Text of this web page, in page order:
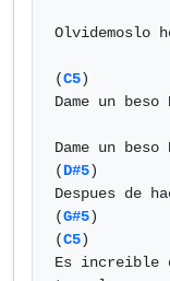
Olvidemoslo
(C5)
Dame un beso
Dame un beso
(D#5)
Despues de
(G#5)
(C5)
Es increible